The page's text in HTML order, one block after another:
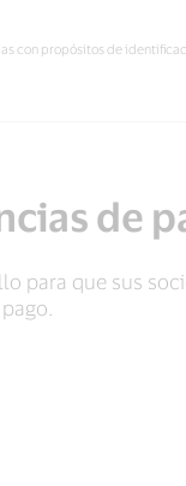
con propósitos de
de
para que sus